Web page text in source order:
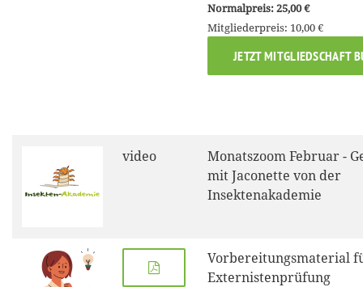
Normalpreis: 25,00 €
Mitgliederpreis: 10,00 €
JETZT MITGLIEDSCHAFT
video
Monatszoom Februar -
mit Jaconette von der
Insektenakademie
Vorbereitungsmaterial
Externistenprüfung